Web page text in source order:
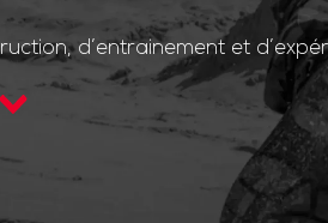
d’entrainement et